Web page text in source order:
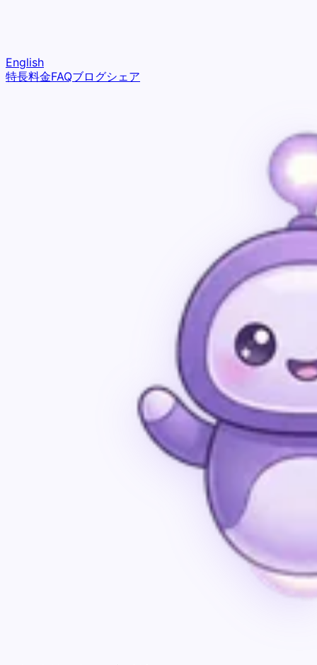
English
特長料金FAQブログシェア